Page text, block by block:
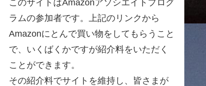
このサイトはAmazonアソシエイトプログ
ラムの参加者です。上記のリンクから
Amazonにとんで買い物をしてもらうこと
で、いくばくかですが紹介料をいただく
ことができます。
その紹介料でサイトを維持し、皆さまが